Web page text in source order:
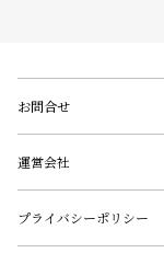
お問合せ
運営会社
プライバシーポリシー